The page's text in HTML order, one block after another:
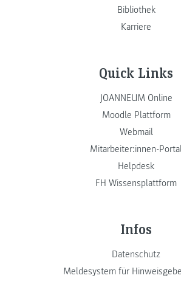
Bibliothek
Karriere
Quick Links
JOANNEUM Online
Moodle Plattform
Webmail
Mitarbeiter:innen-
Helpdesk
FH Wissensplattform
Infos
Datenschutz
Meldesystem für